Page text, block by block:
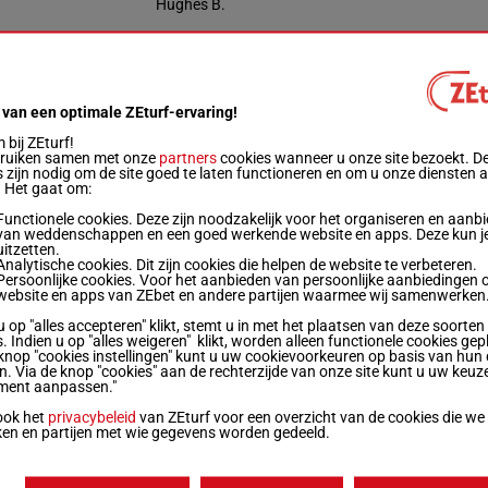
Hughes B.
Doyle Ala.
Prestaties Quotering Winnend
Live
kg As 2h Th 2h 3h (23) 1h 4h 7h (22) Ah 1h 3p
kg 2s 1s 2s Ah 2h 6h (23) 5h 8h 1h 7h 1h 1h
kg 5s 3s (23) 8h (22) 3s 3h 5h (21) 1h 3p 1p
kg 3s 2h 1h 2h 3h (23) 2p
een optimale ZEturf-ervaring!
bij ZEturf!
samen met onze partnerscookies wanneer u onze site bezoekt.
zijn nodig om de site goed te laten functioneren en om u onze diensten
Het gaat om:
cookies. Deze zijn noodzakelijk voor het organiseren en
weddenschappen en een goed werkende website en apps. Deze kun
cookies. Dit zijn cookies die helpen de website te verbeteren.
cookies. Voor het aanbieden van persoonlijke aanbiedingen
en apps van ZEbet en andere partijen waarmee wij
op "alles accepteren" klikt, stemt u in met het plaatsen van deze soorten
Indien u op "alles weigeren" klikt, worden alleen functionele cookies
"cookies instellingen" kunt u uw cookievoorkeuren op basis van hun
Via de knop "cookies" aan de rechterzijde van onze site kunt u uw
aanpassen."
het privacybeleid van ZEturf voor een overzicht van de cookies die we
en partijen met wie gegevens worden gedeeld.